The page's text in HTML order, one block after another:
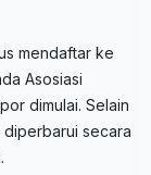
mendaftar ke
Asosiasi
dimulai. Selain
secara